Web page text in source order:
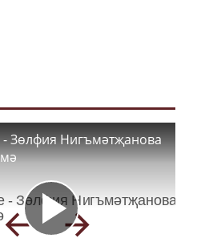
- Зөлфия Нигъмәтҗанова